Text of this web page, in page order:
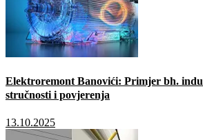
Elektroremont Banovići: Primjer bh.
stručnosti i povjerenja
13.10.2025